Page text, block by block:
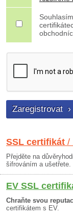
SSL certifikát /
Přejděte na
šifrováním a ušetřete.
EV SSL
Chraňte svou
certifikátem s EV.